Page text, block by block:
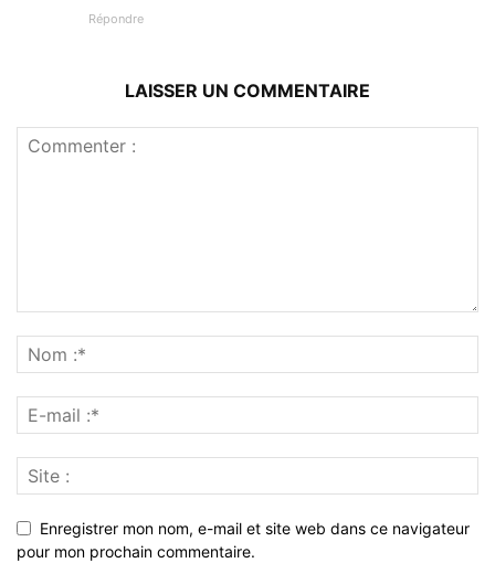
Répondre
LAISSER UN COMMENTAIRE
Enregistrer mon nom, e-mail et site web dans ce navigateur
pour mon prochain commentaire.